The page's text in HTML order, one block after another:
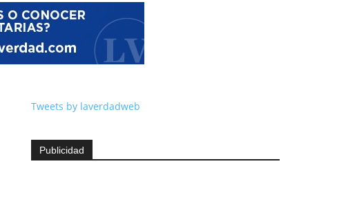
Tweets by laverdadweb
Publicidad